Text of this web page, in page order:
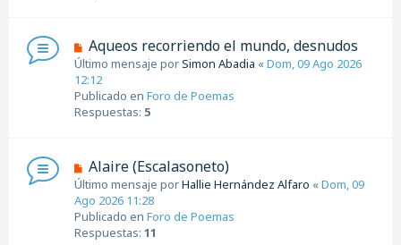
s
a
j
e
N
u
e
v
o
s
a
j
e
Aqueos recorriendo el mundo, desnudos
Último mensaje porSimon Abadia «Dom, 09 Ago 2026
12:12
Publicado en Foro de Poemas
Respuestas: 5
N
u
e
v
o
Alaire (Escalasoneto)
Último mensaje porHallie Hernández Alfaro «Dom, 09
Ago 2026 11:28
Publicado en Foro de Poemas
Respuestas: 11